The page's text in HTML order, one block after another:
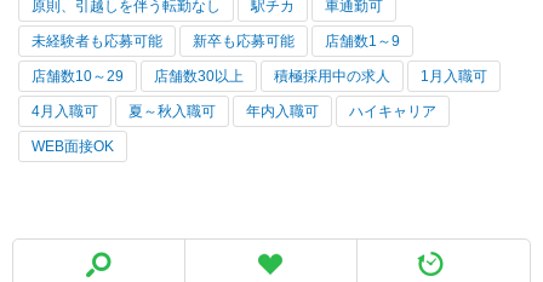
原則、引越しを伴う転勤なし 駅チカ 車通勤可
未経験者も応募可能 新卒も応募可能 店舗数1～9
店舗数10～29 店舗数30以上 積極採用中の求人 1月入職可
4月入職可 夏～秋入職可 年内入職可 ハイキャリア
WEB面接OK